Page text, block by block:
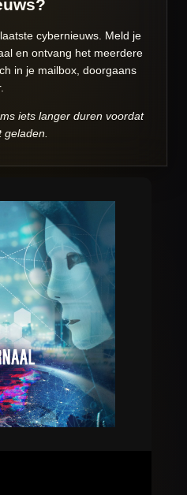
cybernieuws. Meld je
en ontvang het meerdere
in je mailbox, doorgaans
iets langer duren voordat
geladen.